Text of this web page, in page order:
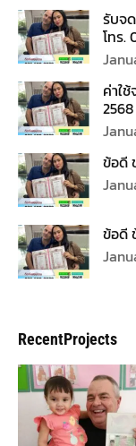
รับจ
โทร
ค่าใ
2568
ข้อดี
ข้อดี
RecentProjects